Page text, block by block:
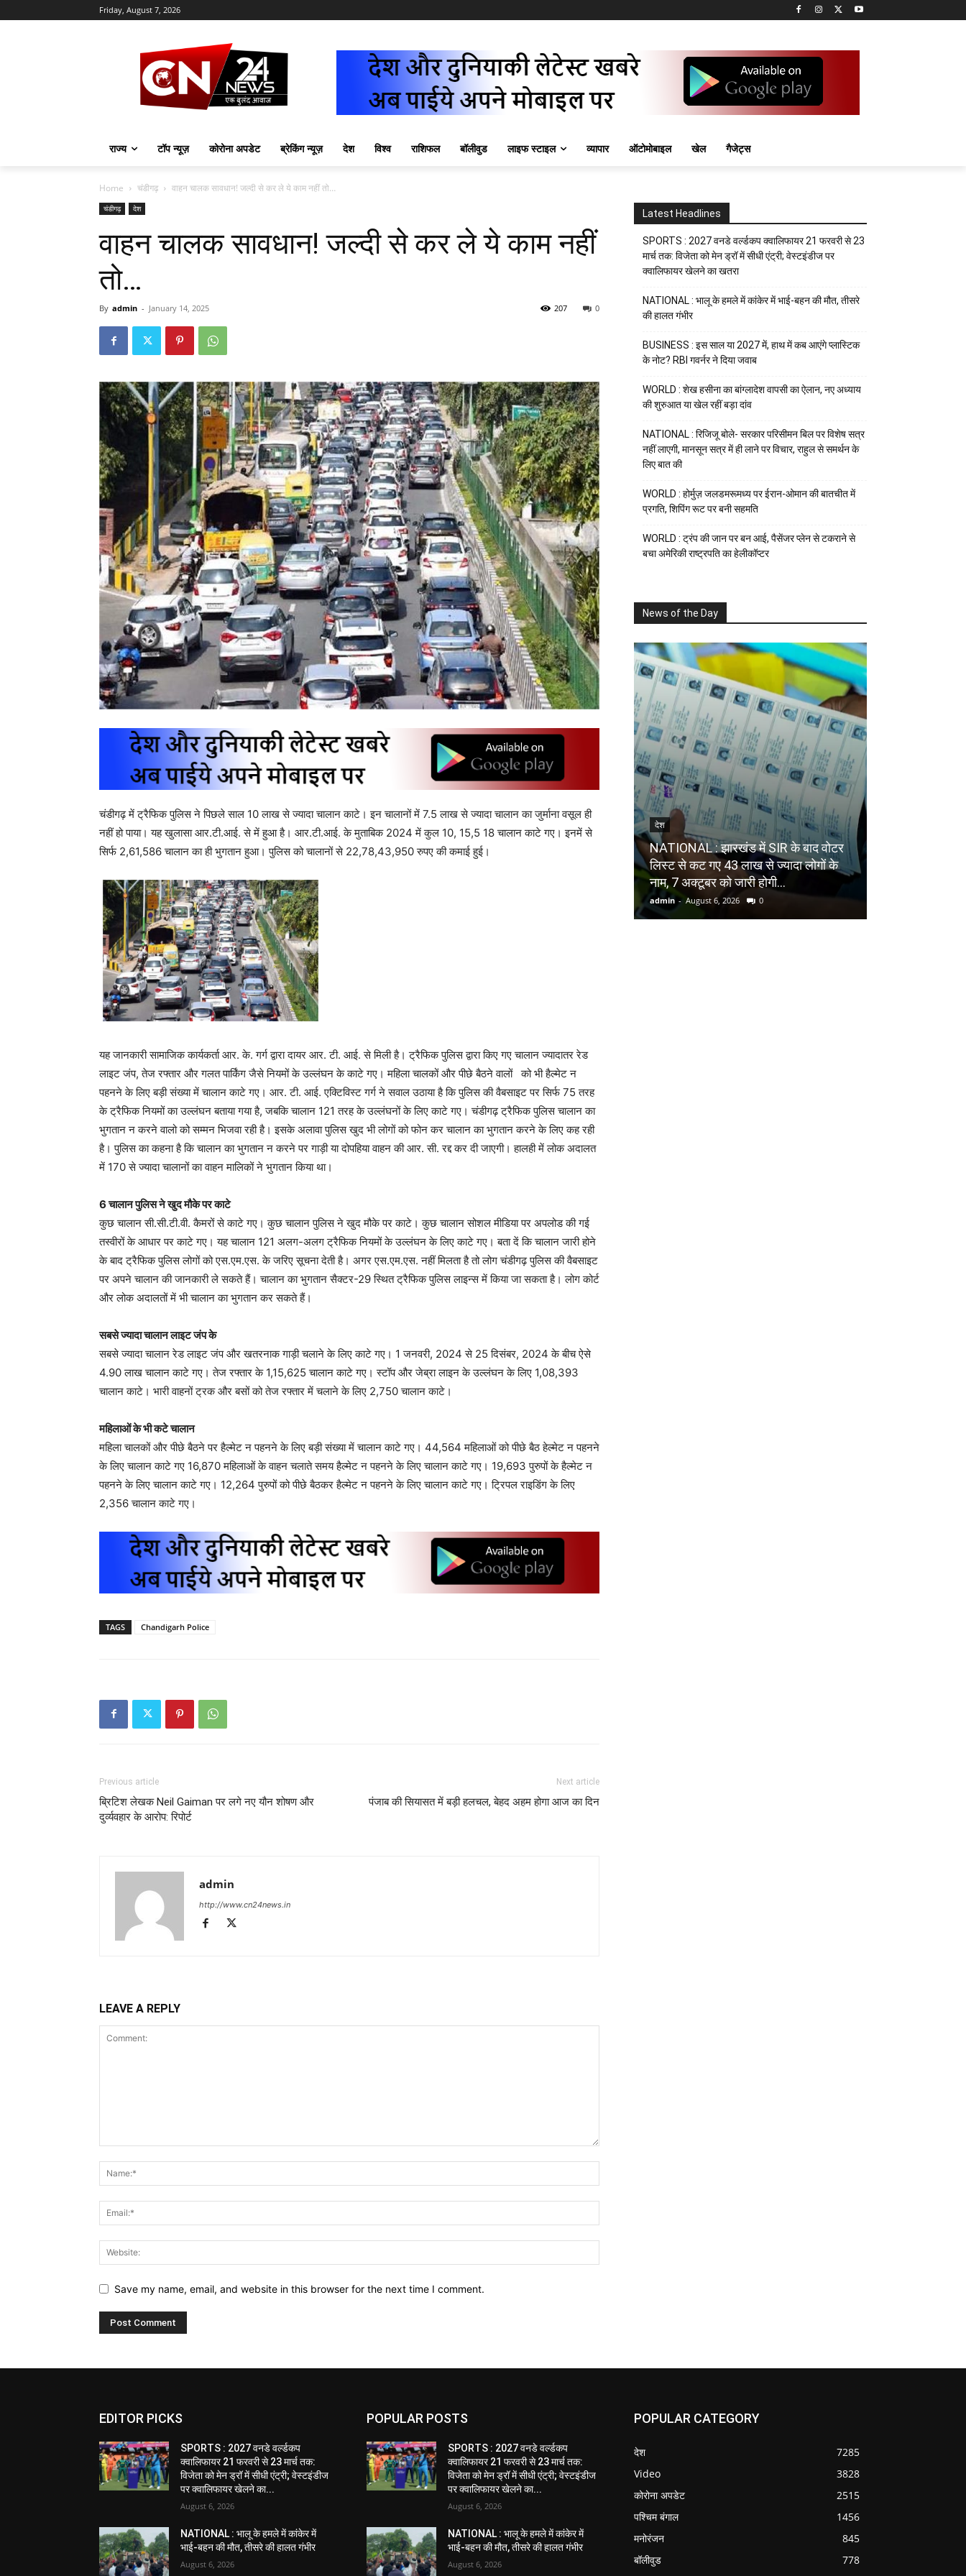
Friday, August 7, 2026
राज्य टॉप न्यूज़ कोरोना अपडेट ब्रेकिंग न्यूज़ देश विश्व राशिफल बॉलीवुड लाइफ स्टाइल व्यापार ऑटोमोबाइल खेल गैजेट्स
Home चंडीगढ़ वाहन चालक सावधान! जल्दी से कर ले ये काम नहीं तो…
चंडीगढ़ देश
वाहन चालक सावधान! जल्दी से कर ले ये काम नहीं
तो…
By admin - January 14, 2025 0
207
चंडीगढ़ में ट्रैफिक पुलिस ने पिछले साल 10 लाख से ज्यादा चालान काटे। इन चालानों में 7.5 लाख से ज्यादा चालान का जुर्माना वसूल ही
नहीं हो पाया। यह खुलासा आर.टी.आई. से में हुआ है। आर.टी.आई. के मुताबिक 2024 में कुल 10, 15,5 18 चालान काटे गए। इनमें से
सिर्फ 2,61,586 चालान का ही भुगतान हुआ। पुलिस को चालानों से 22,78,43,950 रुपए की कमाई हुई।
यह जानकारी सामाजिक कार्यकर्ता आर. के. गर्ग द्वारा दायर आर. टी. आई. से मिली है। ट्रैफिक पुलिस द्वारा किए गए चालान ज्यादातर रेड
लाइट जंप, तेज रफ्तार और गलत पार्किंग जैसे नियमों के उल्लंघन के काटे गए। महिला चालकों और पीछे बैठने वालों को भी हैल्मेट न
पहनने के लिए बड़ी संख्या में चालान काटे गए। आर. टी. आई. एक्टिविस्ट गर्ग ने सवाल उठाया है कि पुलिस की वैबसाइट पर सिर्फ 75 तरह
के ट्रैफिक नियमों का उल्लंघन बताया गया है, जबकि चालान 121 तरह के उल्लंघनों के लिए काटे गए। चंडीगढ़ ट्रैफिक पुलिस चालान का
भुगतान न करने वालो को सम्मन भिजवा रही है। इसके अलावा पुलिस खुद भी लोगों को फोन कर चालान का भुगतान करने के लिए कह रही
है। पुलिस का कहना है कि चालान का भुगतान न करने पर गाड़ी या दोपहिया वाहन की आर. सी. रद्द कर दी जाएगी। हालही में लोक अदालत
में 170 से ज्यादा चालानों का वाहन मालिकों ने भुगतान किया था।
6 चालान पुलिस ने खुद मौके पर काटे
कुछ चालान सी.सी.टी.वी. कैमरों से काटे गए। कुछ चालान पुलिस ने खुद मौके पर काटे। कुछ चालान सोशल मीडिया पर अपलोड की गई
तस्वीरों के आधार पर काटे गए। यह चालान 121 अलग-अलग ट्रैफिक नियमों के उल्लंघन के लिए काटे गए। बता दें कि चालान जारी होने
के बाद ट्रैफिक पुलिस लोगों को एस.एम.एस. के जरिए सूचना देती है। अगर एस.एम.एस. नहीं मिलता है तो लोग चंडीगढ़ पुलिस की वैबसाइट
पर अपने चालान की जानकारी ले सकते हैं। चालान का भुगतान सैक्टर-29 स्थित ट्रैफिक पुलिस लाइन्स में किया जा सकता है। लोग कोर्ट
और लोक अदालतों में भी चालान का भुगतान कर सकते हैं।
सबसे ज्यादा चालान लाइट जंप के
सबसे ज्यादा चालान रेड लाइट जंप और खतरनाक गाड़ी चलाने के लिए काटे गए। 1 जनवरी, 2024 से 25 दिसंबर, 2024 के बीच ऐसे
4.90 लाख चालान काटे गए। तेज रफ्तार के 1,15,625 चालान काटे गए। स्टॉप और जेब्रा लाइन के उल्लंघन के लिए 1,08,393
चालान काटे। भारी वाहनों ट्रक और बसों को तेज रफ्तार में चलाने के लिए 2,750 चालान काटे।
महिलाओं के भी कटे चालान
महिला चालकों और पीछे बैठने पर हैल्मेट न पहनने के लिए बड़ी संख्या में चालान काटे गए। 44,564 महिलाओं को पीछे बैठ हेल्मेट न पहनने
के लिए चालान काटे गए 16,870 महिलाओं के वाहन चलाते समय हैल्मेट न पहनने के लिए चालान काटे गए। 19,693 पुरुपों के हैल्मेट न
पहनने के लिए चालान काटे गए। 12,264 पुरुपों को पीछे बैठकर हैल्मेट न पहनने के लिए चालान काटे गए। ट्रिपल राइडिंग के लिए
2,356 चालान काटे गए।
TAGS Chandigarh Police
Previous article
ब्रिटिश लेखक Neil Gaiman पर लगे नए यौन शोषण और
दुर्व्यवहार के आरोप: रिपोर्ट
Next article
पंजाब की सियासत में बड़ी हलचल, बेहद अहम होगा आज का दिन
admin
http://www.cn24news.in
LEAVE A REPLY
Save my name, email, and website in this browser for the next time I comment.
Latest Headlines
SPORTS : 2027 वनडे वर्ल्डकप क्वालिफायर 21 फरवरी से 23
मार्च तक: विजेता को मेन ड्रॉ में सीधी एंट्री; वेस्टइंडीज पर
क्वालिफायर खेलने का खतरा
NATIONAL : भालू के हमले में कांकेर में भाई-बहन की मौत, तीसरे
की हालत गंभीर
BUSINESS : इस साल या 2027 में, हाथ में कब आएंगे प्लास्टिक
के नोट? RBI गवर्नर ने दिया जवाब
WORLD : शेख हसीना का बांग्लादेश वापसी का ऐलान, नए अध्याय
की शुरुआत या खेल रहीं बड़ा दांव
NATIONAL : रिजिजू बोले- सरकार परिसीमन बिल पर विशेष सत्र
नहीं लाएगी, मानसून सत्र में ही लाने पर विचार, राहुल से समर्थन के
लिए बात की
WORLD : होर्मुज़ जलडमरूमध्य पर ईरान-ओमान की बातचीत में
प्रगति, शिपिंग रूट पर बनी सहमति
WORLD : ट्रंप की जान पर बन आई, पैसेंजर प्लेन से टकराने से
बचा अमेरिकी राष्ट्रपति का हेलीकॉप्टर
News of the Day
देश
NATIONAL : झारखंड में SIR के बाद वोटर
ल‍िस्‍ट से कट गए 43 लाख से ज्‍यादा लोगों के
नाम, 7 अक्‍टूबर को जारी होगी...
admin - August 6, 2026 0
EDITOR PICKS
SPORTS : 2027 वनडे वर्ल्डकप
क्वालिफायर 21 फरवरी से 23 मार्च तक:
विजेता को मेन ड्रॉ में सीधी एंट्री; वेस्टइंडीज
पर क्वालिफायर खेलने का...
August 6, 2026
NATIONAL : भालू के हमले में कांकेर में
भाई-बहन की मौत, तीसरे की हालत गंभीर
August 6, 2026
POPULAR POSTS
SPORTS : 2027 वनडे वर्ल्डकप
क्वालिफायर 21 फरवरी से 23 मार्च तक:
विजेता को मेन ड्रॉ में सीधी एंट्री; वेस्टइंडीज
पर क्वालिफायर खेलने का...
August 6, 2026
NATIONAL : भालू के हमले में कांकेर में
भाई-बहन की मौत, तीसरे की हालत गंभीर
August 6, 2026
POPULAR CATEGORY
देश
7285
Video
3828
कोरोना अपडेट
2515
पश्चिम बंगाल
1456
मनोरंजन
845
बॉलीवुड
778